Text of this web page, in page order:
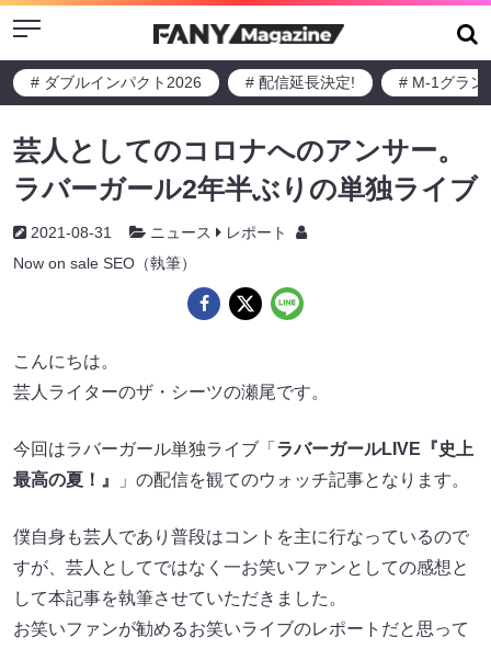
Menu
# ダブルインパクト2026 # 配信延長決定! # M-1グラン
芸人としてのコロナへのアンサー。
ラバーガール2年半ぶりの単独ライブ
2021-08-31 ニュース
レポート
Now on sale SEO（執筆）
こんにちは。
芸人ライターのザ・シーツの瀬尾です。
今回はラバーガール単独ライブ「 ラバーガールLIVE『史上
最高の夏！』
」の配信を観てのウォッチ記事となります。
僕自身も芸人であり普段はコントを主に行なっているので
すが、芸人としてではなく一お笑いファンとしての感想と
して本記事を執筆させていただきました。
お笑いファンが勧めるお笑いライブのレポートだと思って